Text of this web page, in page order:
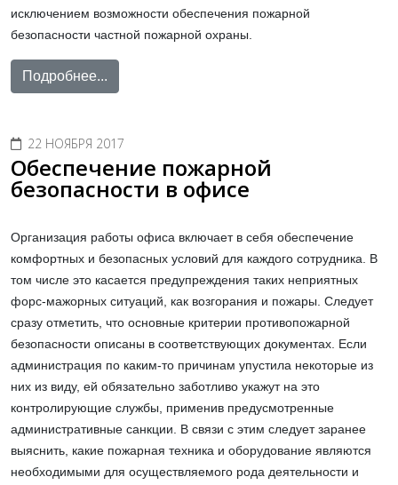
исключением возможности обеспечения пожарной
безопасности частной пожарной охраны.
Подробнее...
22 НОЯБРЯ 2017
Обеспечение пожарной
безопасности в офисе
Организация работы офиса включает в себя обеспечение
комфортных и безопасных условий для каждого сотрудника. В
том числе это касается предупреждения таких неприятных
форс-мажорных ситуаций, как возгорания и пожары. Следует
сразу отметить, что основные критерии противопожарной
безопасности описаны в соответствующих документах. Если
администрация по каким-то причинам упустила некоторые из
них из виду, ей обязательно заботливо укажут на это
контролирующие службы, применив предусмотренные
административные санкции. В связи с этим следует заранее
выяснить, какие пожарная техника и оборудование являются
необходимыми для осуществляемого рода деятельности и